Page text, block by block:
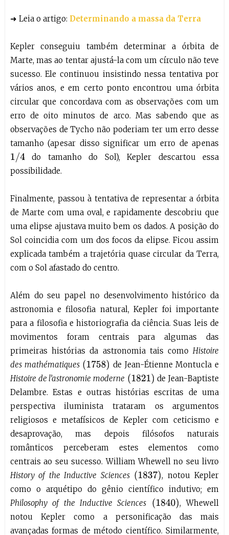
➜ Leia o artigo: Determinando a massa da Terra
Kepler conseguiu também determinar a órbita de
Marte, mas ao tentar ajustá-la com um círculo não teve
sucesso. Ele continuou insistindo nessa tentativa por
vários anos, e em certo ponto encontrou uma órbita
circular que concordava com as observações com um
erro de oito minutos de arco. Mas sabendo que as
observações de Tycho não poderiam ter um erro desse
tamanho (apesar disso significar um erro de apenas
1/4
do tamanho do Sol), Kepler descartou essa
possibilidade.
Finalmente, passou à tentativa de representar a órbita
de Marte com uma oval, e rapidamente descobriu que
uma elipse ajustava muito bem os dados. A posição do
Sol coincidia com um dos focos da elipse. Ficou assim
explicada também a trajetória quase circular da Terra,
com o Sol afastado do centro.
Além do seu papel no desenvolvimento histórico da
astronomia e filosofia natural, Kepler foi importante
para a filosofia e historiografia da ciência. Suas leis de
movimentos foram centrais para algumas das
primeiras histórias da astronomia tais comoHistoire
des mathématiques (1758)
de Jean-Étienne Montucla e
Histoire de l’astronomie moderne (1821)
de Jean-Baptiste
Delambre. Estas e outras histórias escritas de uma
perspectiva iluminista trataram os argumentos
religiosos e metafísicos de Kepler com ceticismo e
desaprovação, mas depois filósofos naturais
românticos perceberam estes elementos como
centrais ao seu sucesso. William Whewell no seu livro
History of the Inductive Sciences (1837) , notou Kepler
como o arquétipo do gênio científico indutivo; em
Philosophy of the Inductive Sciences
(1840) , Whewell
notou Kepler como a personificação das mais
avançadas formas de método científico. Similarmente,